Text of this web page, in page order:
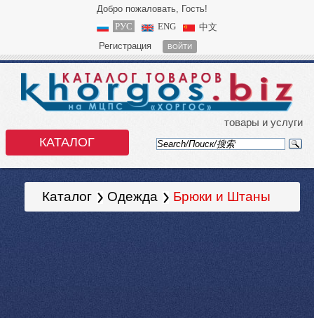
Добро пожаловать, Гость!
РУС
ENG
中文
Регистрация
ВОЙТИ
КАТАЛОГ
товары и услуги
Каталог Одежда Брюки и Штаны